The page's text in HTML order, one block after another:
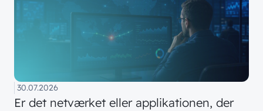
30.07.2026
Er det netværket eller applikationen, der